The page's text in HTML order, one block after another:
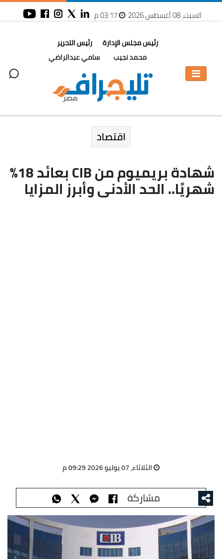
السبت، 08 أغسطس 2026 03:17 م
رئيس مجلس الإدارة
محمد نجيب
رئيس التحرير
سامي عبدالراضي
اقتصاد
شهادة بريميوم من CIB بعائد 18%
شهريًا.. الحد الأدنى وأبرز المزايا
الثلاثاء، 07 يوليو 2026 09:29 م
مشاركة